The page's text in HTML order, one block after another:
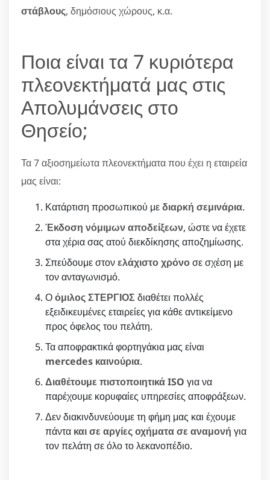
στάβλους, δημόσιους χώρους, κ.α.
Ποια είναι τα 7 κυριότερα
πλεονεκτήματά μας στις
Απολυμάνσεις στο
Θησείο;
Τα 7 αξιοσημείωτα πλεονεκτήματα που έχει η εταιρεία
μας είναι:
Κατάρτιση προσωπικού μεδιαρκή σεμινάρια.
Έκδοση νόμιμων αποδείξεων, ώστε να έχετε
στα χέρια σας ατού διεκδίκησης αποζημίωσης.
Σπεύδουμε στονελάχιστο χρόνοσε σχέση με
τον ανταγωνισμό.
Οόμιλος ΣΤΕΡΓΙΟΣ διαθέτει πολλές
εξειδικευμένες εταιρείες για κάθε αντικείμενο
προς όφελος του πελάτη.
Τα αποφρακτικά φορτηγάκια μας είναι
mercedes καινούρια.
Διαθέτουμε πιστοποιητικά ISO για να
παρέχουμε κορυφαίες υπηρεσίες αποφράξεων.
Δεν διακινδυνεύουμε τη φήμη μας και έχουμε
πάντα και σε αργίες οχήματα σε αναμονή για
τον πελάτη σε όλο το λεκανοπέδιο.